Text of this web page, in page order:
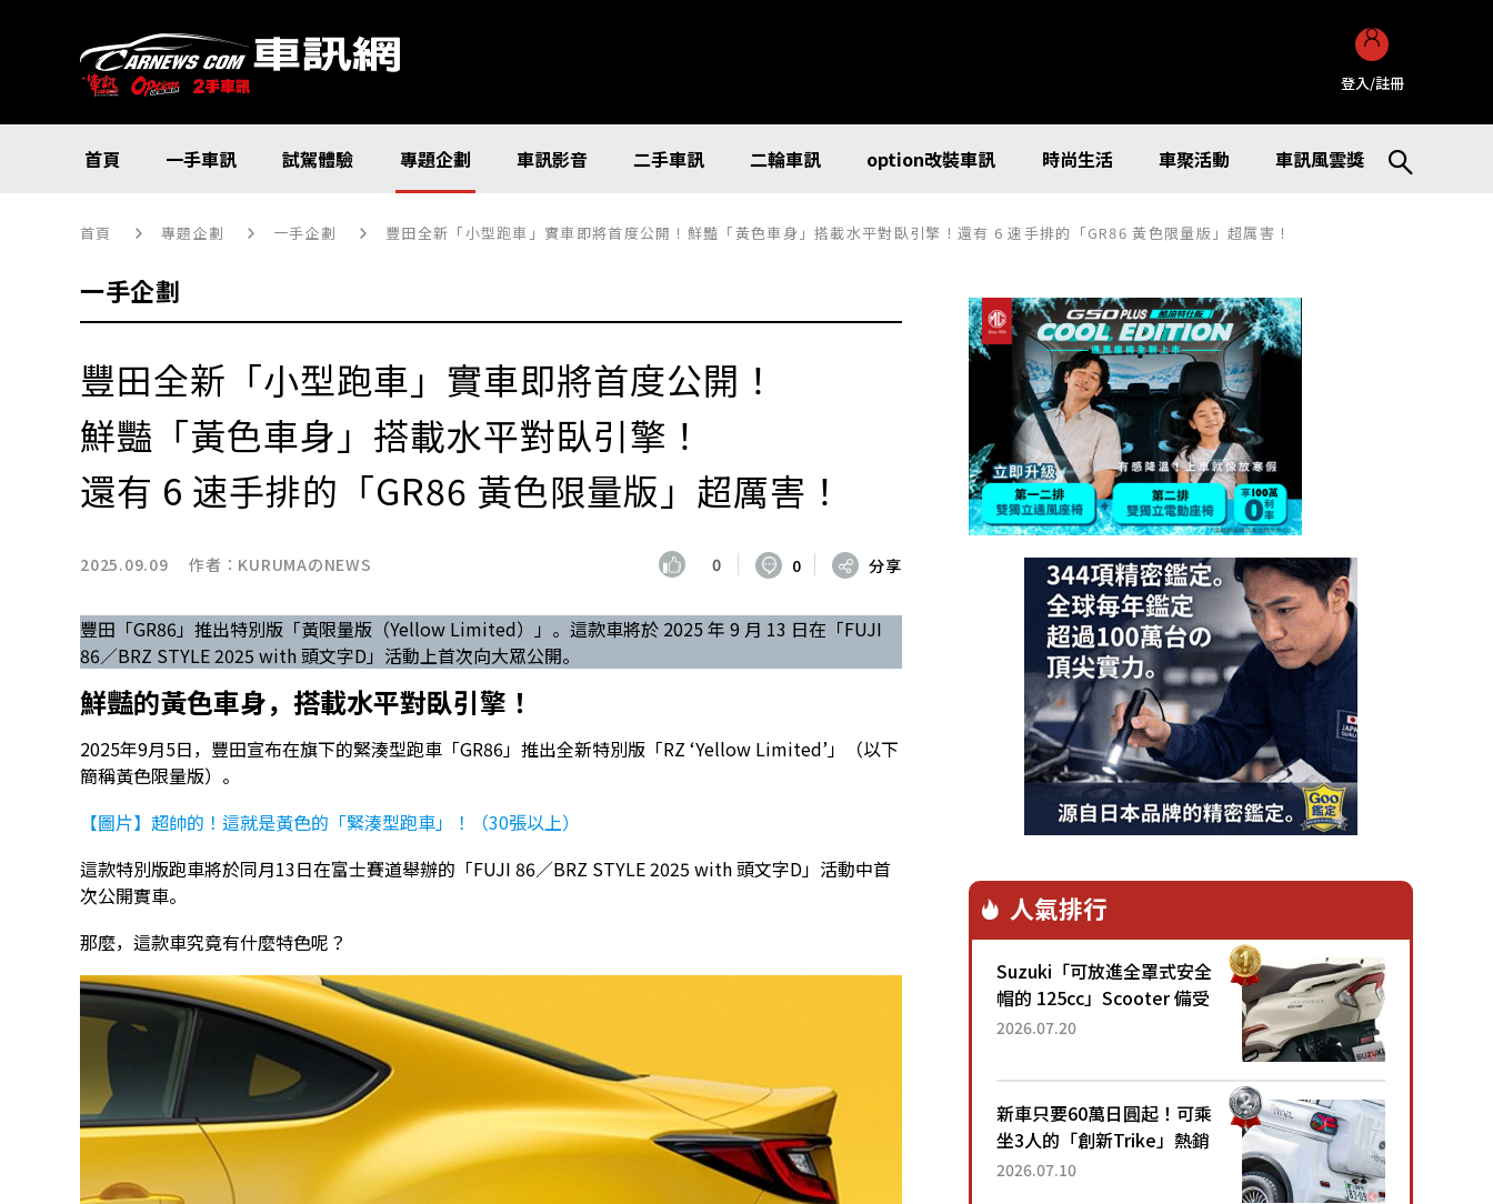
登入/註冊
首頁 一手車訊 試駕體驗 專題企劃 車訊影音 二手車訊 二輪車訊 option改裝車訊 時尚生活 車聚活動 車訊風雲獎
首頁 專題企劃 一手企劃 豐田全新「小型跑車」實車即將首度公開！鮮豔「黃色車身」搭載水平對臥引擎！還有 6 速手排的「GR86 黃色限量版」超厲害！
一手企劃
豐田全新「小型跑車」實車即將首度公開！
鮮豔「黃色車身」搭載水平對臥引擎！
還有 6 速手排的「GR86 黃色限量版」超厲害！
2025.09.09 作者： KURUMAのNEWS 0 0 分享
豐田「GR86」推出特別版「黃限量版（Yellow Limited）」。這款車將於 2025 年 9 月 13 日在「FUJI
86／BRZ STYLE 2025 with 頭文字D」活動上首次向大眾公開。
鮮豔的黃色車身，搭載水平對臥引擎！
2025年9月5日，豐田宣布在旗下的緊湊型跑車「GR86」推出全新特別版「RZ ‘Yellow Limited’」（以下
簡稱黃色限量版）。
【圖片】超帥的！這就是黃色的「緊湊型跑車」！（30張以上）
這款特別版跑車將於同月13日在富士賽道舉辦的「FUJI 86／BRZ STYLE 2025 with 頭文字D」活動中首
次公開實車。
那麼，這款車究竟有什麼特色呢？
人氣排行
Suzuki「可放進全罩式安全
帽的 125cc」Scooter 備受
矚目！採用全新流線設計與
已陸續開始出口的新款
「B...
2026.07.20
新車只要60萬日圓起！可乘
坐3人的「創新Trike」熱銷
大賣成為人氣車款！「養車
2026.07.10